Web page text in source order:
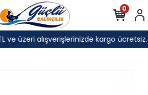
ve üzeri alışverişlerinizde kargo ücretsiz.
0